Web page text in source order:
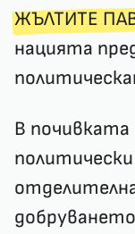
ЖЪЛТИТЕ
нацията
В почивката